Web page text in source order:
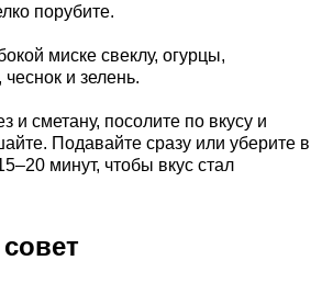
порубите.
миске свеклу, огурцы,
и зелень.
и сметану, посолите по вкусу и
Подавайте сразу или уберите в
минут, чтобы вкус стал